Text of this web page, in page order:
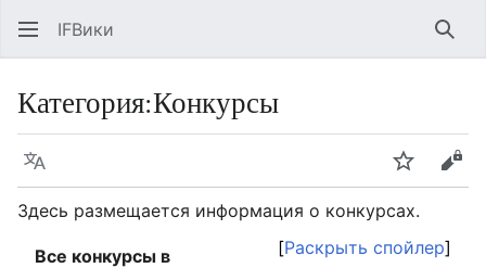
IFВики
Категория:Конкурсы
Язык Следить
Здесь размещается информация о конкурсах.
Раскрыть спойлер
Все конкурсы в